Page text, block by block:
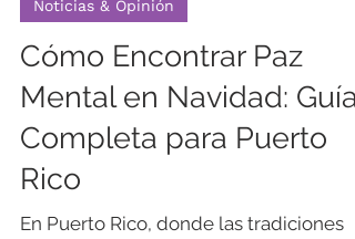
Noticias & Opinión
Cómo Encontrar Paz
Mental en Navidad: Guía
Completa para Puerto
Rico